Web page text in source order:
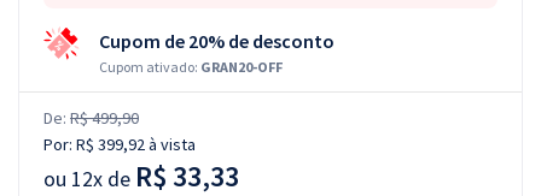
Cupom de 20% de desconto
Cupom ativado: GRAN20-OFF
De: R$ 499,90
Por: R$ 399,92à vista
ou 12x de R$ 33,33